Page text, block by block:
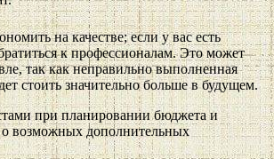
на качестве; если у вас есть
к профессионалам. Это может
так как неправильно выполненная
стоить значительно больше в будущем.
при планировании бюджета и
о возможных дополнительных